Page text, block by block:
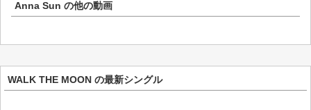
Anna Sun の他の動画
WALK THE MOON の最新シングル